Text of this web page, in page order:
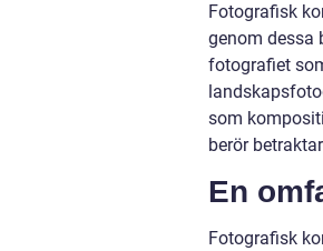
Fotografisk
genom dessa
fotografiet
som
berör
En
Fotografisk